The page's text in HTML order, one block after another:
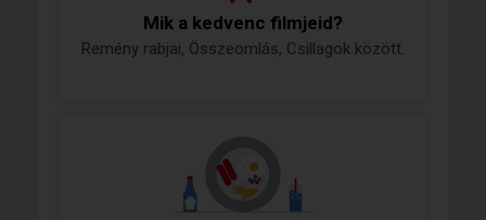
Mik a kedvenc filmjeid?
Remény rabjai, Összeomlás, Csillagok között.